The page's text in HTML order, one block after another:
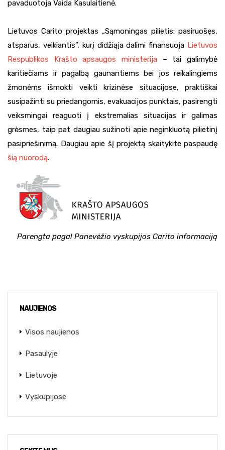
pavaduotoja Vaida Kasulaitienė.
Lietuvos Carito projektas „Sąmoningas pilietis: pasiruošęs,
atsparus, veikiantis”, kurį didžiąja dalimi finansuoja Lietuvos
Respublikos Krašto apsaugos ministerija – tai galimybė
karitiečiams ir pagalbą gaunantiems bei jos reikalingiems
žmonėms išmokti veikti krizinėse situacijose, praktiškai
susipažinti su priedangomis, evakuacijos punktais, pasirengti
veiksmingai reaguoti į ekstremalias situacijas ir galimas
grėsmes, taip pat daugiau sužinoti apie neginkluotą pilietinį
pasipriešinimą. Daugiau apie šį projektą skaitykite paspaudę
šią nuorodą.
Parengta pagal Panevėžio vyskupijos Carito informaciją
NAUJIENOS
Visos naujienos
Pasaulyje
Lietuvoje
Vyskupijose